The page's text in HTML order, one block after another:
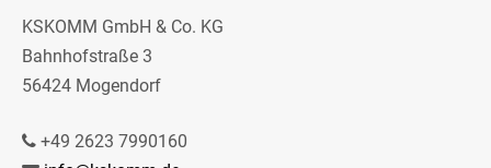
KSKOMM GmbH & Co. KG
Bahnhofstraße 3
56424 Mogendorf
+49 2623 7990160